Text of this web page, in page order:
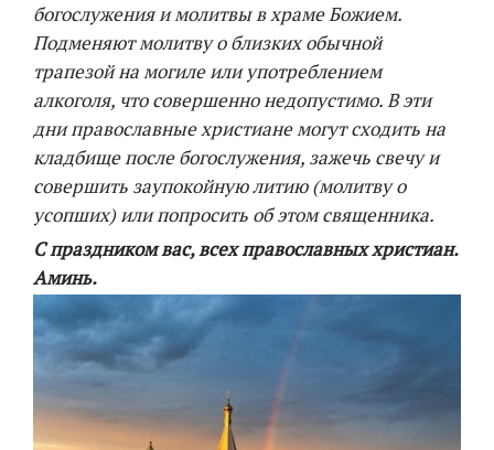
богослужения и молитвы в храме Божием.
Подменяют молитву о близких обычной
трапезой на могиле или употреблением
алкоголя, что совершенно недопустимо. В эти
дни православные христиане могут сходить на
кладбище после богослужения, зажечь свечу и
совершить заупокойную литию (молитву о
усопших) или попросить об этом священника.
С праздником вас, всех православных христиан.
Аминь.